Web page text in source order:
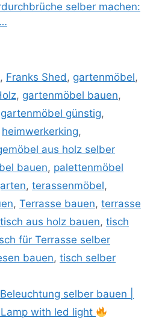
selber machen:
, Franks Shed, gartenmöbel,
, gartenmöbel bauen,
gartenmöbel günstig,
heimwerkerking,
aus holz selber
bauen, palettenmöbel
, terassenmöbel,
, Terrasse bauen, terrasse
tisch aus holz bauen, tisch
für Terrasse selber
bauen, tisch selber
selber bauen |
with led light